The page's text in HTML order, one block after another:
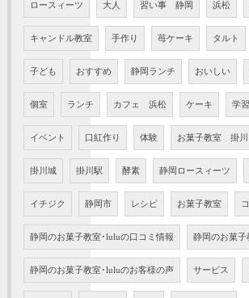
ロースィーツ 大人 習い事 静岡 浜松
キャンドル教室 手作り 苺ケーキ タルト
子ども おすすめ 静岡ランチ おいしい
個室 ランチ カフェ 浜松 ケーキ 学
イベント 口紅作り 体験 お菓子教室 掛川
掛川城 掛川駅 酵素 静岡ロースィーツ
イチジク 静岡市 レシピ お菓子教室
静岡のお菓子教室･luluの口コミ情報 静岡のお菓子
静岡のお菓子教室･luluのお客様の声 サービス